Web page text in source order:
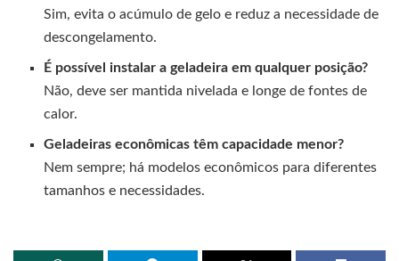
Sim, evita o acúmulo de gelo e reduz a necessidade de
descongelamento.
É possível instalar a geladeira em qualquer posição?
Não, deve ser mantida nivelada e longe de fontes de
calor.
Geladeiras econômicas têm capacidade menor?
Nem sempre; há modelos econômicos para diferentes
tamanhos e necessidades.